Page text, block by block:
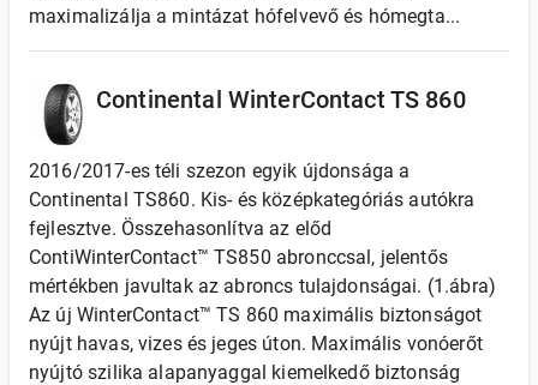
maximalizálja a mintázat hófelvevő és hómegta...
Continental WinterContact TS 860
2016/2017-es téli szezon egyik újdonsága a
Continental TS860. Kis- és középkategóriás autókra
fejlesztve. Összehasonlítva az előd
ContiWinterContact™ TS850 abronccsal, jelentős
mértékben javultak az abroncs tulajdonságai. (1.ábra)
Az új WinterContact™ TS 860 maximális biztonságot
nyújt havas, vizes és jeges úton. Maximális vonóerőt
nyújtó szilika alapanyaggal kiemelkedő biztonság